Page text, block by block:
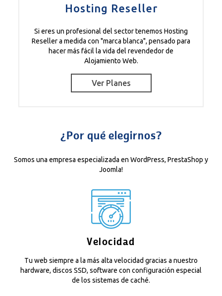
Hosting Reseller
Si eres un profesional del sector tenemos Hosting
Reseller a medida con "marca blanca", pensado para
hacer más fácil la vida del revendedor de
Alojamiento Web.
Ver Planes
¿Por qué elegirnos?
Somos una empresa especializada en WordPress, PrestaShop y
Joomla!
Velocidad
Tu web siempre a la más alta velocidad gracias a nuestro
hardware, discos SSD, software con configuración especial
de los sistemas de caché.